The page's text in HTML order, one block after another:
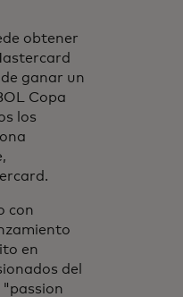
obtener
ganar un
Copa
los
con
en
del